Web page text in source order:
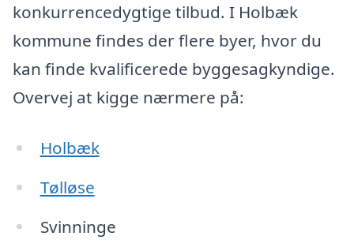
konkurrencedygtige tilbud. I Holbæk
kommune findes der flere byer, hvor du
kan finde kvalificerede byggesagkyndige.
Overvej at kigge nærmere på:
Holbæk
Tølløse
Svinninge